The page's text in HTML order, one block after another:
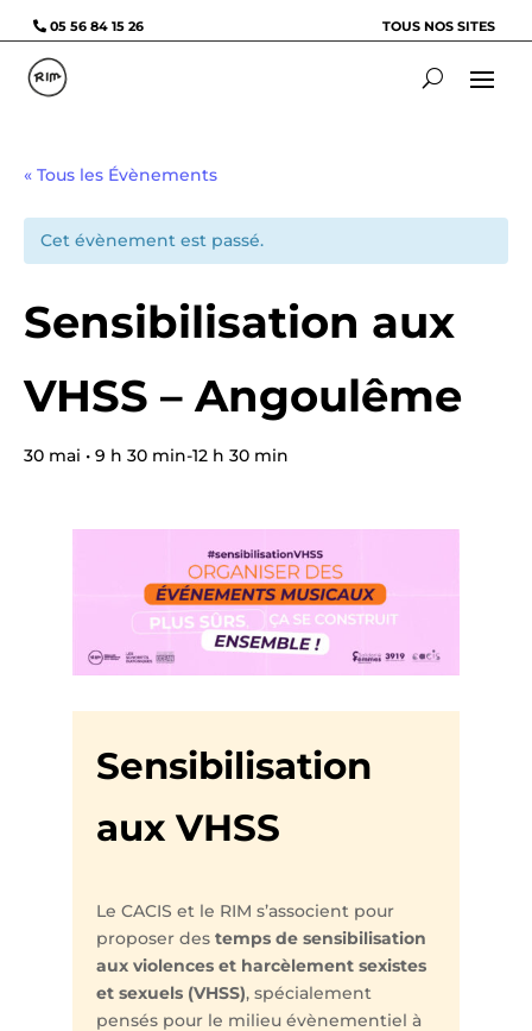
05 56 84 15 26 TOUS NOS SITES
« Tous les Évènements
Cet évènement est passé.
Sensibilisation aux
VHSS – Angoulême
30 mai • 9 h 30 min-12 h 30 min
Sensibilisation
aux VHSS
Le CACIS et le RIM s’associent pour
proposer des temps de sensibilisation
aux violences et harcèlement sexistes
et sexuels (VHSS), spécialement
pensés pour le milieu évènementiel à